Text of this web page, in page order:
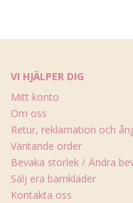
VI HJÄLPER DIG
Mitt konto
Om oss
Retur, reklamation och
Väntande order
Bevaka storlek / Ändra
Sälj era barnkläder
Kontakta oss